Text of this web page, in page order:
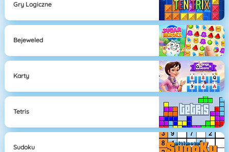
Gry Logiczne
Bejeweled
Karty
Tetris
Sudoku